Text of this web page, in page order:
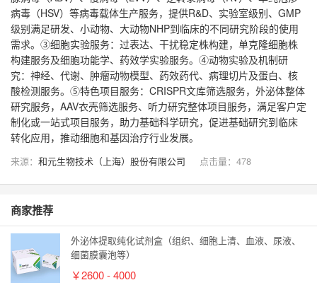
病毒（HSV）等病毒载体生产服务，提供R&D、实验室级别、GMP
级别满足研发、小动物、大动物NHP到临床的不同研究阶段的使用
需求。③细胞实验服务：过表达、干扰稳定株构建，单克隆细胞株
构建服务及细胞功能学、药效学实验服务。④动物实验及机制研
究：神经、代谢、肿瘤动物模型、药效药代、病理切片及蛋白、核
酸检测服务。⑤特色项目服务：CRISPR文库筛选服务，外泌体整体
研究服务，AAV衣壳筛选服务、听力研究整体项目服务，满足客户定
制化或一站式项目服务，助力基础科学研究，促进基础研究到临床
转化应用，推动细胞和基因治疗行业发展。
来源： 和元生物技术（上海）股份有限公司 点击量： 478
商家推荐
外泌体提取纯化试剂盒（组织、细胞上清、血液、尿液、
细菌膜囊泡等）
￥2600 - 4000